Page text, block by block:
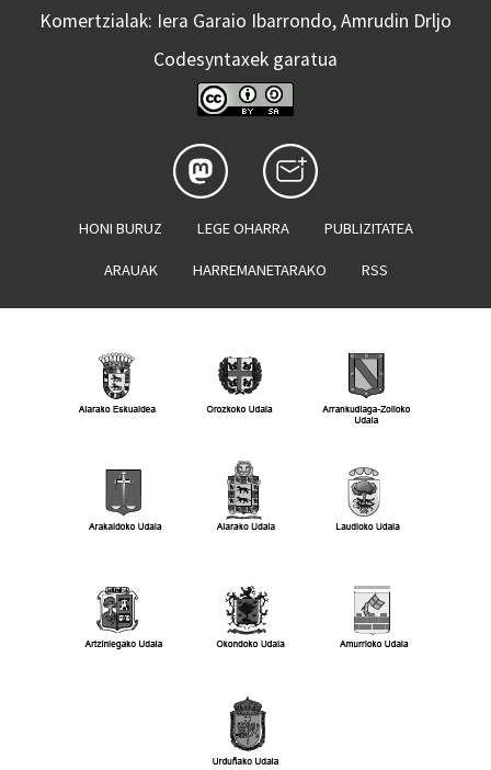
Komertzialak: Iera Garaio Ibarrondo, Amrudin Drljo
Codesyntaxek garatua
HONI BURUZ LEGE OHARRA PUBLIZITATEA
ARAUAK HARREMANETARAKO RSS